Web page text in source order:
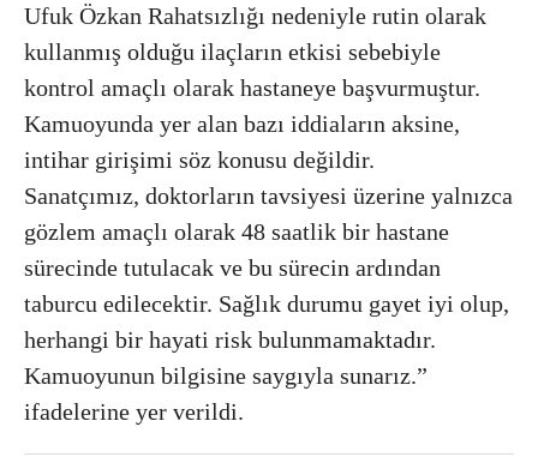
Ufuk Özkan Rahatsızlığı nedeniyle rutin olarak
kullanmış olduğu ilaçların etkisi sebebiyle
kontrol amaçlı olarak hastaneye başvurmuştur.
Kamuoyunda yer alan bazı iddiaların aksine,
intihar girişimi söz konusu değildir.
Sanatçımız, doktorların tavsiyesi üzerine yalnızca
gözlem amaçlı olarak 48 saatlik bir hastane
sürecinde tutulacak ve bu sürecin ardından
taburcu edilecektir. Sağlık durumu gayet iyi olup,
herhangi bir hayati risk bulunmamaktadır.
Kamuoyunun bilgisine saygıyla sunarız.”
ifadelerine yer verildi.